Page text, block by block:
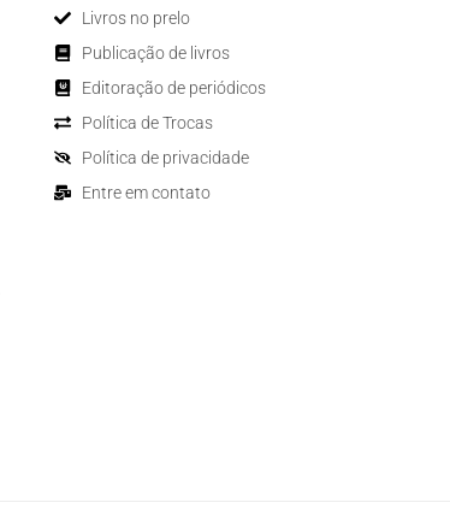
Livros no prelo
Publicação de livros
Editoração de periódicos
Política de Trocas
Política de privacidade
Entre em contato